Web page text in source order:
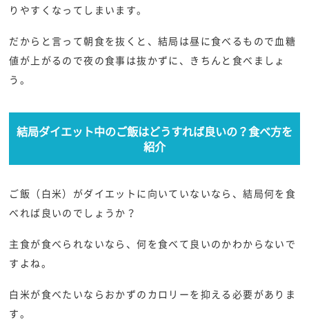
りやすくなってしまいます。
だからと言って朝食を抜くと、結局は昼に食べるもので血糖
値が上がるので夜の食事は抜かずに、きちんと食べましょ
う。
結局ダイエット中のご飯はどうすれば良いの？食べ方を
紹介
ご飯（白米）がダイエットに向いていないなら、結局何を食
べれば良いのでしょうか？
主食が食べられないなら、何を食べて良いのかわからないで
すよね。
白米が食べたいならおかずのカロリーを抑える必要がありま
す。